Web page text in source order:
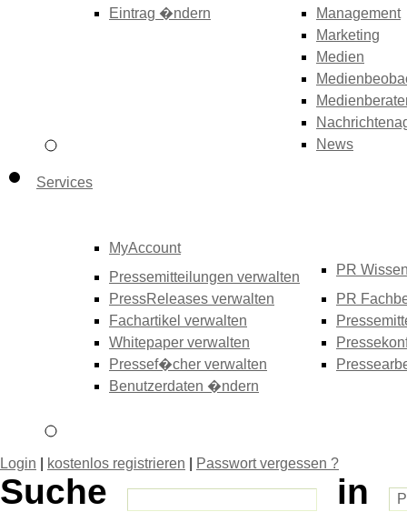
Eintrag �ndern
Management
Marketing
Medien
News
Services
MyAccount
Pressemitteilungen verwalten
PressReleases verwalten
Fachartikel verwalten
Whitepaper verwalten
Pressef�cher verwalten
Benutzerdaten �ndern
PR
PR
Login kostenlos registrieren Passwort vergessen ?
Suche
in